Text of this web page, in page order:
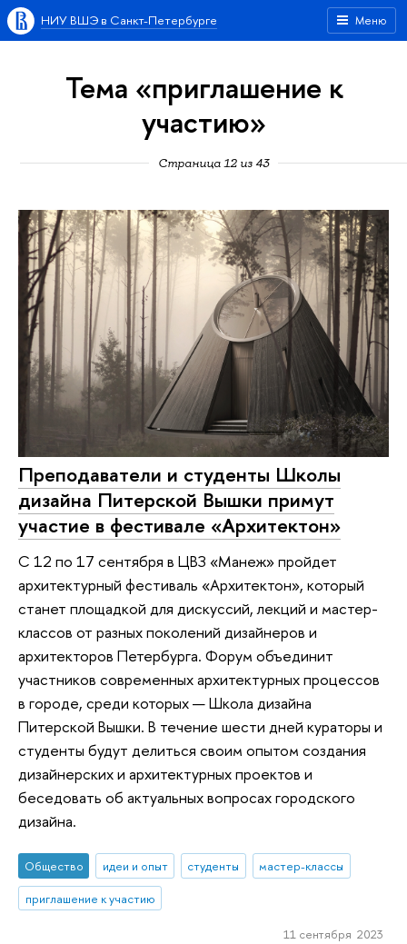
Меню
НИУ ВШЭ в Санкт-Петербурге
Тема «приглашение к
участию»
Страница 12 из 43
Преподаватели и студенты Школы
дизайна Питерской Вышки примут
участие в фестивале «Архитектон»
С 12 по 17 сентября в ЦВЗ «Манеж» пройдет
архитектурный фестиваль «Архитектон», который
станет площадкой для дискуссий, лекций и мастер-
классов от разных поколений дизайнеров и
архитекторов Петербурга. Форум объединит
участников современных архитектурных процессов
в городе, среди которых — Школа дизайна
Питерской Вышки. В течение шести дней кураторы и
студенты будут делиться своим опытом создания
дизайнерских и архитектурных проектов и
беседовать об актуальных вопросах городского
дизайна.
Общество идеи и опыт студенты
мастер-классы
приглашение к участию
11 сентября 2023